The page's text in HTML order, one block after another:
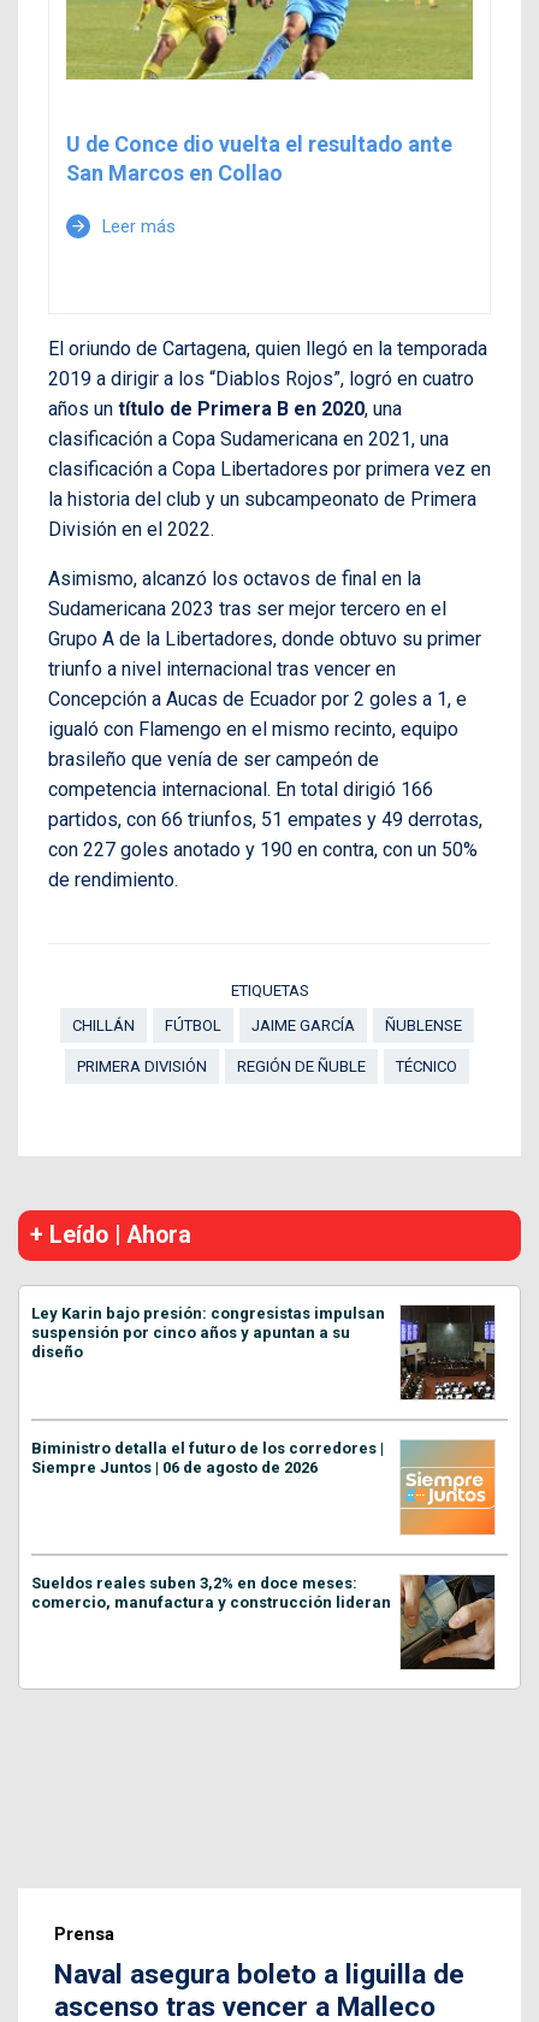
U de Conce dio vuelta el resultado ante
San Marcos en Collao
arrow_forward Leer más
El oriundo de Cartagena, quien llegó en la temporada
2019 a dirigir a los “Diablos Rojos”, logró en cuatro
años un título de Primera B en 2020, una
clasificación a Copa Sudamericana en 2021, una
clasificación a Copa Libertadores por primera vez en
la historia del club y un subcampeonato de Primera
División en el 2022.
Asimismo, alcanzó los octavos de final en la
Sudamericana 2023 tras ser mejor tercero en el
Grupo A de la Libertadores, donde obtuvo su primer
triunfo a nivel internacional tras vencer en
Concepción a Aucas de Ecuador por 2 goles a 1, e
igualó con Flamengo en el mismo recinto, equipo
brasileño que venía de ser campeón de
competencia internacional. En total dirigió 166
partidos, con 66 triunfos, 51 empates y 49 derrotas,
con 227 goles anotado y 190 en contra, con un 50%
de rendimiento.
ETIQUETAS
CHILLÁN
FÚTBOL JAIME GARCÍA ÑUBLENSE
PRIMERA DIVISIÓN REGIÓN DE ÑUBLE TÉCNICO
+ Leído | Ahora
Ley Karin bajo presión: congresistas impulsan
suspensión por cinco años y apuntan a su
diseño
Biministro detalla el futuro de los corredores |
Siempre Juntos | 06 de agosto de 2026
Sueldos reales suben 3,2% en doce meses:
comercio, manufactura y construcción lideran
Prensa
Naval asegura boleto a liguilla de
ascenso tras vencer a Malleco